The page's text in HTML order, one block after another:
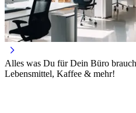
Alles was Du für Dein Büro
Lebensmittel, Kaffee & mehr!